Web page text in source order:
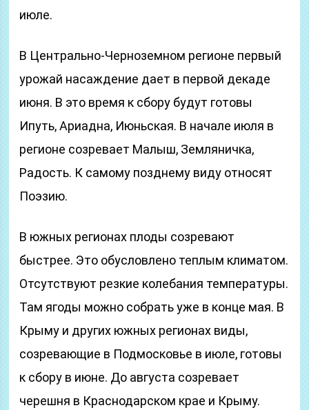
июле.
В Центрально-Черноземном регионе первый
урожай насаждение дает в первой декаде
июня. В это время к сбору будут готовы
Ипуть, Ариадна, Июньская. В начале июля в
регионе созревает Малыш, Земляничка,
Радость. К самому позднему виду относят
Поэзию.
В южных регионах плоды созревают
быстрее. Это обусловлено теплым климатом.
Отсутствуют резкие колебания температуры.
Там ягоды можно собрать уже в конце мая. В
Крыму и других южных регионах виды,
созревающие в Подмосковье в июле, готовы
к сбору в июне. До августа созревает
черешня в Краснодарском крае и Крыму.